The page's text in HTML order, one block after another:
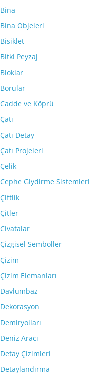
Bina
Bina Objeleri
Bisiklet
Bitki Peyzaj
Bloklar
Borular
Cadde ve Köprü
Çatı
Çatı Detay
Çatı Projeleri
Çelik
Cephe Giydirme Sistemleri
Çiftlik
Çitler
Civatalar
Çizgisel Semboller
Çizim
Çizim Elemanları
Davlumbaz
Dekorasyon
Demiryolları
Deniz Aracı
Detay Çizimleri
Detaylandırma